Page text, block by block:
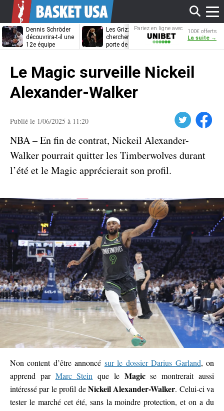
Dennis Schröder
découvrira-t-il une
12e équipe
Les Grizzlies
cherchent déjà une
porte de sortie
Dwane Casey
bientôt coach
Pariez en ligne avec
Unibet
100€ offerts
La suite →
Le Magic surveille Nickeil
Alexander-Walker
Publié le 1/06/2025 à 11:20 Facebook
NBA – En fin de contrat, Nickeil Alexander-
Walker pourrait quitter les Timberwolves durant
l’été et le Magic apprécierait son profil.
Non content d’être annoncé sur le dossier Darius Garland, on
apprend par Marc Stein que le Magicse montrerait aussi
intéressé par le profil deNickeil Alexander-Walker. Celui-ci va
tester le marché cet été, sans la moindre protection, et on a du